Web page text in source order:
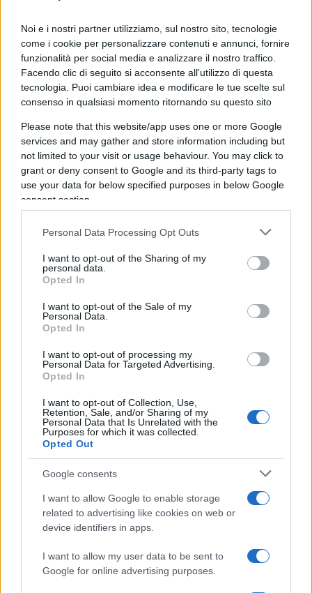
Noi e i nostri partner utilizziamo, sul nostro sito, tecnologie
come i cookie per personalizzare contenuti e annunci, fornire
funzionalità per social media e analizzare il nostro traffico.
Facendo clic di seguito si acconsente all'utilizzo di questa
tecnologia. Puoi cambiare idea e modificare le tue scelte sul
consenso in qualsiasi momento ritornando su questo sito
Please note that this website/app uses one or more Google
services and may gather and store information including but
not limited to your visit or usage behaviour. You may click to
grant or deny consent to Google and its third-party tags to
use your data for below specified purposes in below Google
consent section.
Personal Data Processing Opt Outs
I want to opt-out of the Sharing of my
personal data.
Opted In
I want to opt-out of the Sale of my
Personal Data.
Opted In
I want to opt-out of processing my
Personal Data for Targeted Advertising.
Opted In
I want to opt-out of Collection, Use,
Retention, Sale, and/or Sharing of my
Personal Data that Is Unrelated with the
Purposes for which it was collected.
Opted Out
Google consents
I want to allow Google to enable storage
related to advertising like cookies on web or
device identifiers in apps.
I want to allow my user data to be sent to
Google for online advertising purposes.
Quindi, oramai siamo nel pieno di un
pirandellianorimescolamento dei ruoli e delle
identità di generefaticosamente uscite dal
umana. Un percorso drammatico che, almeno in
una parte dell’Occidente, sembra sfociare in una
vera e propria farsa. D’altro canto, a beneficio di
chi ignorasse quest’altra bella chicca, segnalo che
lo scorso 8 aprile la Suprema Corte di Cassazione
ha stabilito che la dicitura “padre” e “madre” sulle
discriminatoria perché non rappresenta tutti i
nuclei familiari, ed è corretto che sia sostituita dal
termine “genitore”.
Insomma oramai domina anche sul piano sociale
il principio di indeterminazione di Heisenberg,
padre della meccanica quantistica. Praticamente
viviamo in un contesto talmente fluido nel quale
le norme, con annesse le garanzie assistenziali,
debbono piegarsi alle sue continue evoluzioni, se
così vogliamo proprio definirle. In questo senso
mi viene in mente una ricorrente e amara battuta
di un mio professore delle scuole medie, tal
Garagnani, il quale qualche anno dopo la
contestazione sessantottarda diceva ad alta voce:
“ma che gente popola il mondo!?”